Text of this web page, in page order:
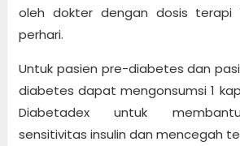
oleh dokter dengan dosis terapi
perhari.
Untuk pasien pre-diabetes dan
diabetes dapat mengonsumsi 1
Diabetadex untuk
sensitivitas insulin dan mencegah